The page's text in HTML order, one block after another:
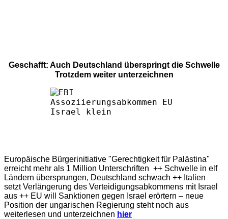
Geschafft: Auch Deutschland überspringt die Schwelle
Trotzdem weiter unterzeichnen
Europäische Bürgerinitiative "Gerechtigkeit für Palästina"
erreicht mehr als 1 Million Unterschriften ++ Schwelle in elf
Ländern übersprungen, Deutschland schwach ++ Italien
setzt Verlängerung des Verteidigungsabkommens mit Israel
aus ++ EU will Sanktionen gegen Israel erörtern – neue
Position der ungarischen Regierung steht noch aus
weiterlesen und unterzeichnen hier